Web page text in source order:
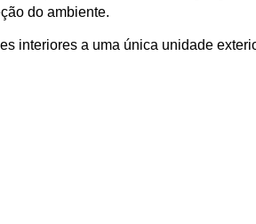
do ambiente.
interiores a uma única unidade